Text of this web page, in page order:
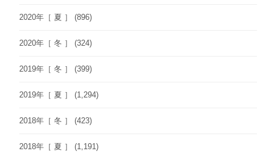
2020年［ 夏 ］ (896)
2020年［ 冬 ］ (324)
2019年［ 冬 ］ (399)
2019年［ 夏 ］ (1,294)
2018年［ 冬 ］ (423)
2018年［ 夏 ］ (1,191)